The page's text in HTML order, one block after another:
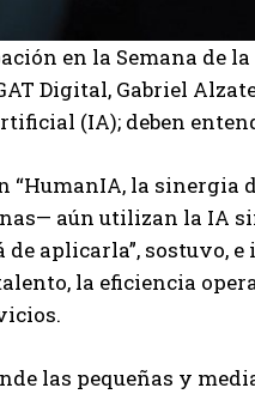
en la Semana de
Digital, Gabriel
(IA); deben
“HumanIA, la
aún utilizan la IA
aplicarla”, sostuvo,
la eficiencia
las pequeñas y